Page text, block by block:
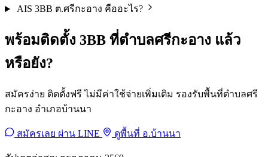
AIS 3BB ต.ศรีกะอาง คืออะไร?
พร้อมติดตั้ง 3BB ที่ตำบลศรีกะอาง แล้ว
หรือยัง?
สมัครง่าย ติดตั้งฟรี ไม่มีค่าใช้จ่ายเพิ่มเติม รองรับพื้นที่ตำบลศรี
กะอาง อำเภอบ้านนา
สมัครเลย ผ่าน LINE ดูพื้นที่ อ.บ้านนา